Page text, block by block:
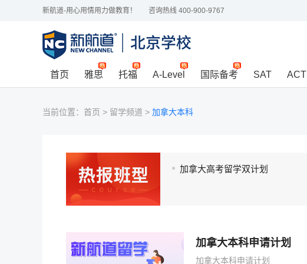
新航道-用心用情用力做教育！ 咨询热线 400-900-9767
首页 雅思 托福 A-Level 国际备考 SAT ACT
当前位置： 首页 > 留学频道 > 加拿大本科
加拿大高考留学双计划
加拿大本科申请计划
加拿大本科申请计划